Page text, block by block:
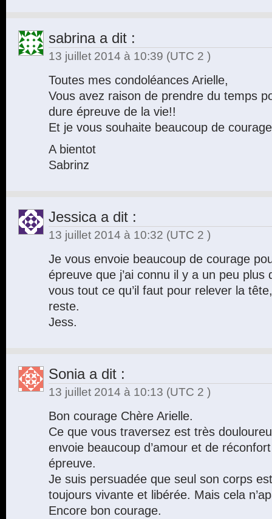
sabrinaa dit :
13 juillet 2014 à 10:39 (UTC 2 )
Toutes mes condoléances Arielle,
Vous avez raison de prendre du temps
dure épreuve de la vie!!
Et je vous souhaite beaucoup de
A bientot
Sabrinz
Jessicaa dit :
13 juillet 2014 à 10:32 (UTC 2 )
Je vous envoie beaucoup de courage
épreuve que j’ai connu il y a un peu plus
vous tout ce qu’il faut pour relever la
reste.
Jess.
Soniaa dit :
13 juillet 2014 à 10:13 (UTC 2 )
Bon courage Chère Arielle.
Ce que vous traversez est très
envoie beaucoup d’amour et de
épreuve.
Je suis persuadée que seul son corps
toujours vivante et libérée. Mais cela
Encore bon courage.